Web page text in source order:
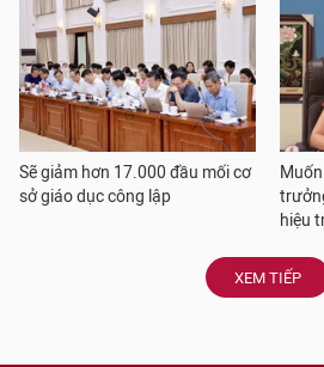
Sẽ giảm hơn 17.000 đầu mối cơ
sở giáo dục công lập
hiệu
XEM TIẾP